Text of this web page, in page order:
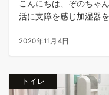
こんにちは、ぞのちゃ
活に支障を感じ加湿器
2020年11月4日
トイレ